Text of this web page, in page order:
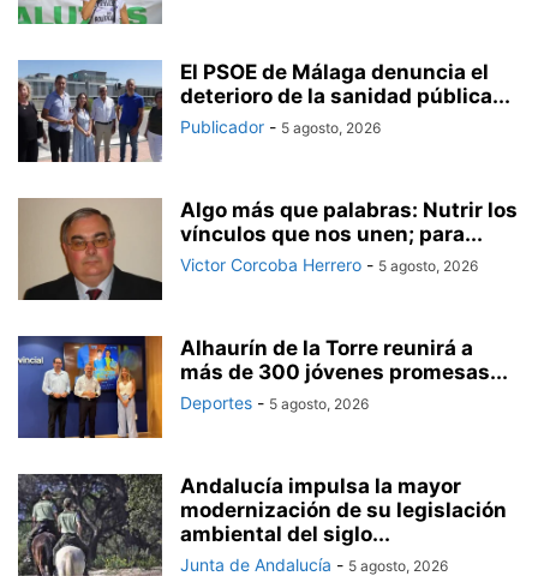
El PSOE de Málaga denuncia el
deterioro de la sanidad pública...
Publicador - 5 agosto, 2026
Algo más que palabras: Nutrir los
vínculos que nos unen; para...
Victor Corcoba Herrero - 5 agosto, 2026
Alhaurín de la Torre reunirá a
más de 300 jóvenes promesas...
Deportes - 5 agosto, 2026
Andalucía impulsa la mayor
modernización de su legislación
ambiental del siglo...
Junta de Andalucía - 5 agosto, 2026